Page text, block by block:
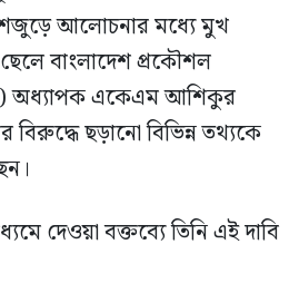
আলোচনার মধ্যে মুখ
বাংলাদেশ প্রকৌশল
অধ্যাপক একেএম আশিকুর
বিরুদ্ধে ছড়ানো বিভিন্ন তথ্যকে
দেওয়া বক্তব্যে তিনি এই দাবি